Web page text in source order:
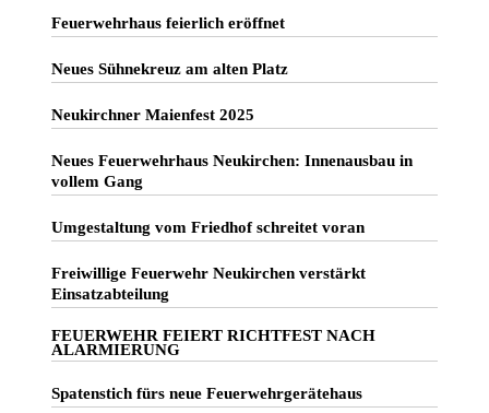
Feuerwehrhaus feierlich eröffnet
Neues Sühnekreuz am alten Platz
Neukirchner Maienfest 2025
Neues Feuerwehrhaus Neukirchen: Innenausbau in
vollem Gang
Umgestaltung vom Friedhof schreitet voran
Freiwillige Feuerwehr Neukirchen verstärkt
Einsatzabteilung
FEUERWEHR FEIERT RICHTFEST NACH
ALARMIERUNG
Spatenstich fürs neue Feuerwehrgerätehaus